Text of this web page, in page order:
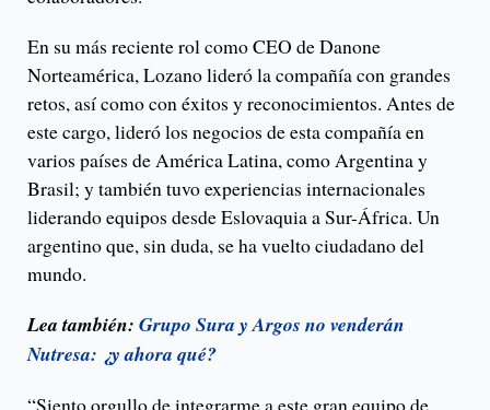
En su más reciente rol como CEO de Danone
Norteamérica, Lozano lideró la compañía con grandes
retos, así como con éxitos y reconocimientos. Antes de
este cargo, lideró los negocios de esta compañía en
varios países de América Latina, como Argentina y
Brasil; y también tuvo experiencias internacionales
liderando equipos desde Eslovaquia a Sur-África. Un
argentino que, sin duda, se ha vuelto ciudadano del
mundo.
Lea también: Grupo Sura y Argos no venderán
Nutresa: ¿y ahora qué?